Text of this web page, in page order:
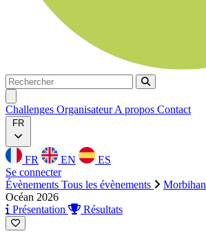
Rechercher
Rechercher
Challenges OrganisateurA propos Contact
FR
FR EN
ES
Se connecter
Évènements Tous les évènements Morbihan
Océan 2026
Présentation
Résultats